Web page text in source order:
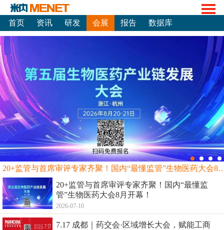
首页 资讯 研发 会展 报告 数据库
20+监管与首席审评专家齐聚！国内“最
20+监管与首席审评专家齐聚！国内“最懂监
管”生物医药大会8月开幕！
2026-07-10
7.17 成都｜药交会·区域增长大会，赋能工商